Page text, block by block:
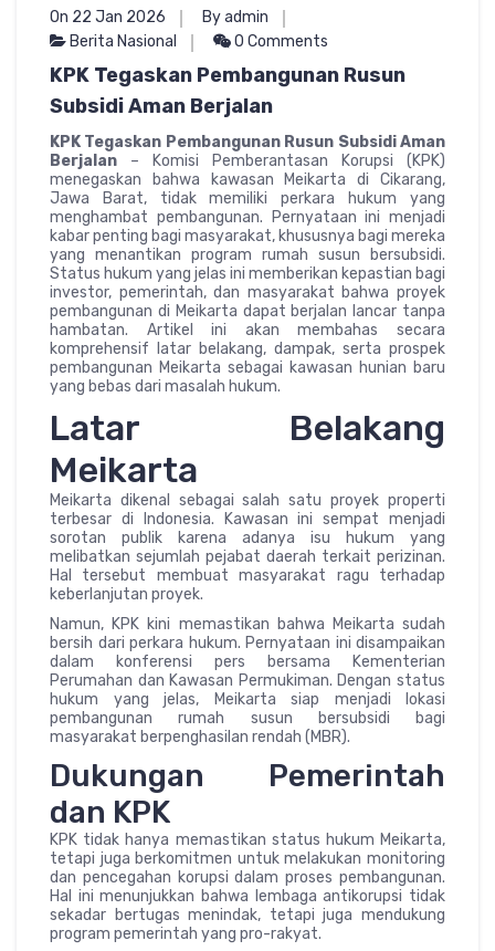
On 22 Jan 2026
By admin
Berita Nasional
0 Comments
KPK Tegaskan Pembangunan Rusun
Subsidi Aman Berjalan
KPK Tegaskan Pembangunan Rusun Subsidi Aman
Berjalan – Komisi Pemberantasan Korupsi (KPK)
menegaskan bahwa kawasan Meikarta di Cikarang,
Jawa Barat, tidak memiliki perkara hukum yang
menghambat pembangunan. Pernyataan ini menjadi
kabar penting bagi masyarakat, khususnya bagi mereka
yang menantikan program rumah susun bersubsidi.
Status hukum yang jelas ini memberikan kepastian bagi
investor, pemerintah, dan masyarakat bahwa proyek
pembangunan di Meikarta dapat berjalan lancar tanpa
hambatan. Artikel ini akan membahas secara
komprehensif latar belakang, dampak, serta prospek
pembangunan Meikarta sebagai kawasan hunian baru
yang bebas dari masalah hukum.
Latar Belakang
Meikarta
Meikarta dikenal sebagai salah satu proyek properti
terbesar di Indonesia. Kawasan ini sempat menjadi
sorotan publik karena adanya isu hukum yang
melibatkan sejumlah pejabat daerah terkait perizinan.
Hal tersebut membuat masyarakat ragu terhadap
keberlanjutan proyek.
Namun, KPK kini memastikan bahwa Meikarta sudah
bersih dari perkara hukum. Pernyataan ini disampaikan
dalam konferensi pers bersama Kementerian
Perumahan dan Kawasan Permukiman. Dengan status
hukum yang jelas, Meikarta siap menjadi lokasi
pembangunan rumah susun bersubsidi bagi
masyarakat berpenghasilan rendah (MBR).
Dukungan Pemerintah
dan KPK
KPK tidak hanya memastikan status hukum Meikarta,
tetapi juga berkomitmen untuk melakukan monitoring
dan pencegahan korupsi dalam proses pembangunan.
Hal ini menunjukkan bahwa lembaga antikorupsi tidak
sekadar bertugas menindak, tetapi juga mendukung
program pemerintah yang pro-rakyat.